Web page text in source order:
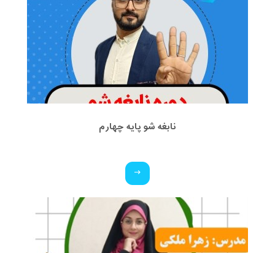
نابغه شو پایه چهارم